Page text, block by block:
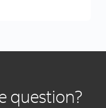
question?